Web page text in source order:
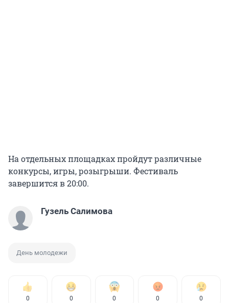
На отдельных площадках пройдут различные
конкурсы, игры, розыгрыши. Фестиваль
завершится в 20:00.
Гузель Салимова
День молодежи
0 0 0 0 0